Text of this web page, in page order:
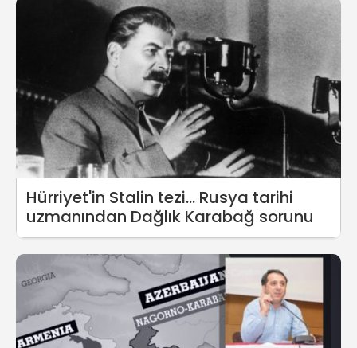
Hürriyet'in Stalin tezi... Rusya tarihi
uzmanından Dağlık Karabağ sorunu